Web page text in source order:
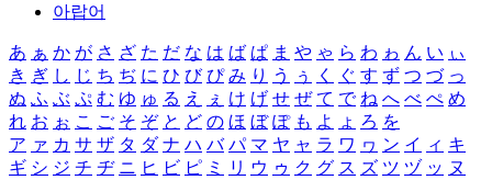
아랍어
あ ぁ か が さ ざ た だ な は ば ぱ ま や ゃ ら わ ゎ ん い ぃ
き ぎ し じ ち ぢ に ひ び ぴ み り う ぅ く ぐ す ず つ づ っ
ぬ ふ ぶ ぷ む ゆ ゅ る え ぇ け げ せ ぜ て で ね へ べ ぺ め
れ お ぉ こ ご そ ぞ と ど の ほ ぼ ぽ も よ ょ ろ を
ア ァ カ サ ザ タ ダ ナ ハ バ パ マ ヤ ャ ラ ワ ヮ ン イ ィ キ
ギ シ ジ チ ヂ ニ ヒ ビ ピ ミ リ ウ ゥ ク グ ス ズ ツ ヅ ッ ヌ